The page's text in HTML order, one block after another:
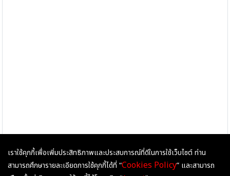
เราใช้คุกกี้เพื่อเพิ่มประสิทธิภาพและประสบการณ์ที่ดีในการใช้เว็บไซต์ ท่าน
สามารถศึกษารายละเอียดการใช้คุกกี้ได้ที่ “Cookies Policy” และสามารถ